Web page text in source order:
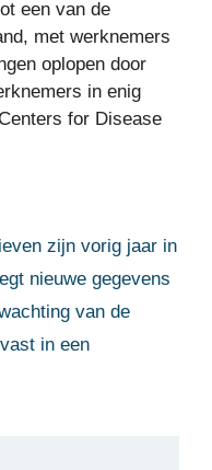
een van de
met werknemers
oplopen door
in enig
for Disease
zijn vorig jaar in
nieuwe gegevens
van de
in een